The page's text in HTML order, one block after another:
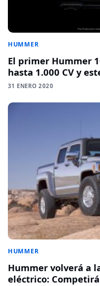
HUMMER
El primer Hummer
hasta 1.000 CV y
31 ENERO 2020
HUMMER
Hummer volverá a
eléctrico: